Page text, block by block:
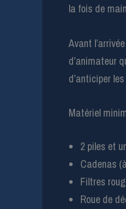
la fois de
Avant
d’animateur
d’anticiper
Matériel
2 piles et
Cadenas
Filtres
Roue de